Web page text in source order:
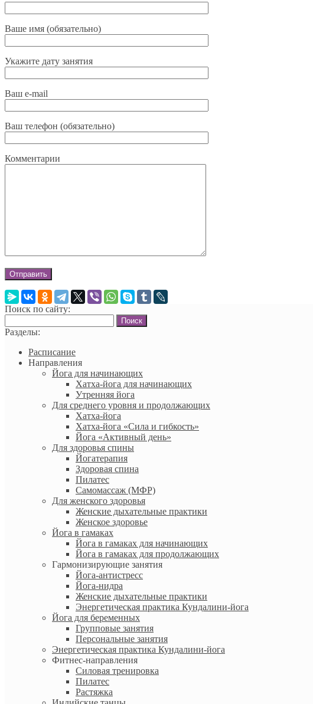
Ваше имя (обязательно)
Укажите дату занятия
Ваш e-mail
Ваш телефон (обязательно)
Комментарии
Поиск по сайту:
Разделы:
Расписание
Направления
Йога для начинающих
Хатха-йога для начинающих
Утренняя йога
Для среднего уровня и продолжающих
Хатха-йога
Хатха-йога «Сила и гибкость»
Йога «Активный день»
Для здоровья спины
Йогатерапия
Здоровая спина
Пилатес
Самомассаж (МФР)
Для женского здоровья
Женские дыхательные практики
Женское здоровье
Йога в гамаках
Йога в гамаках для начинающих
Йога в гамаках для продолжающих
Гармонизирующие занятия
Йога-антистресс
Йога-нидра
Женские дыхательные практики
Энергетическая практика Кундалини-йога
Йога для беременных
Групповые занятия
Персональные занятия
Энергетическая практика Кундалини-йога
Фитнес-направления
Силовая тренировка
Пилатес
Растяжка